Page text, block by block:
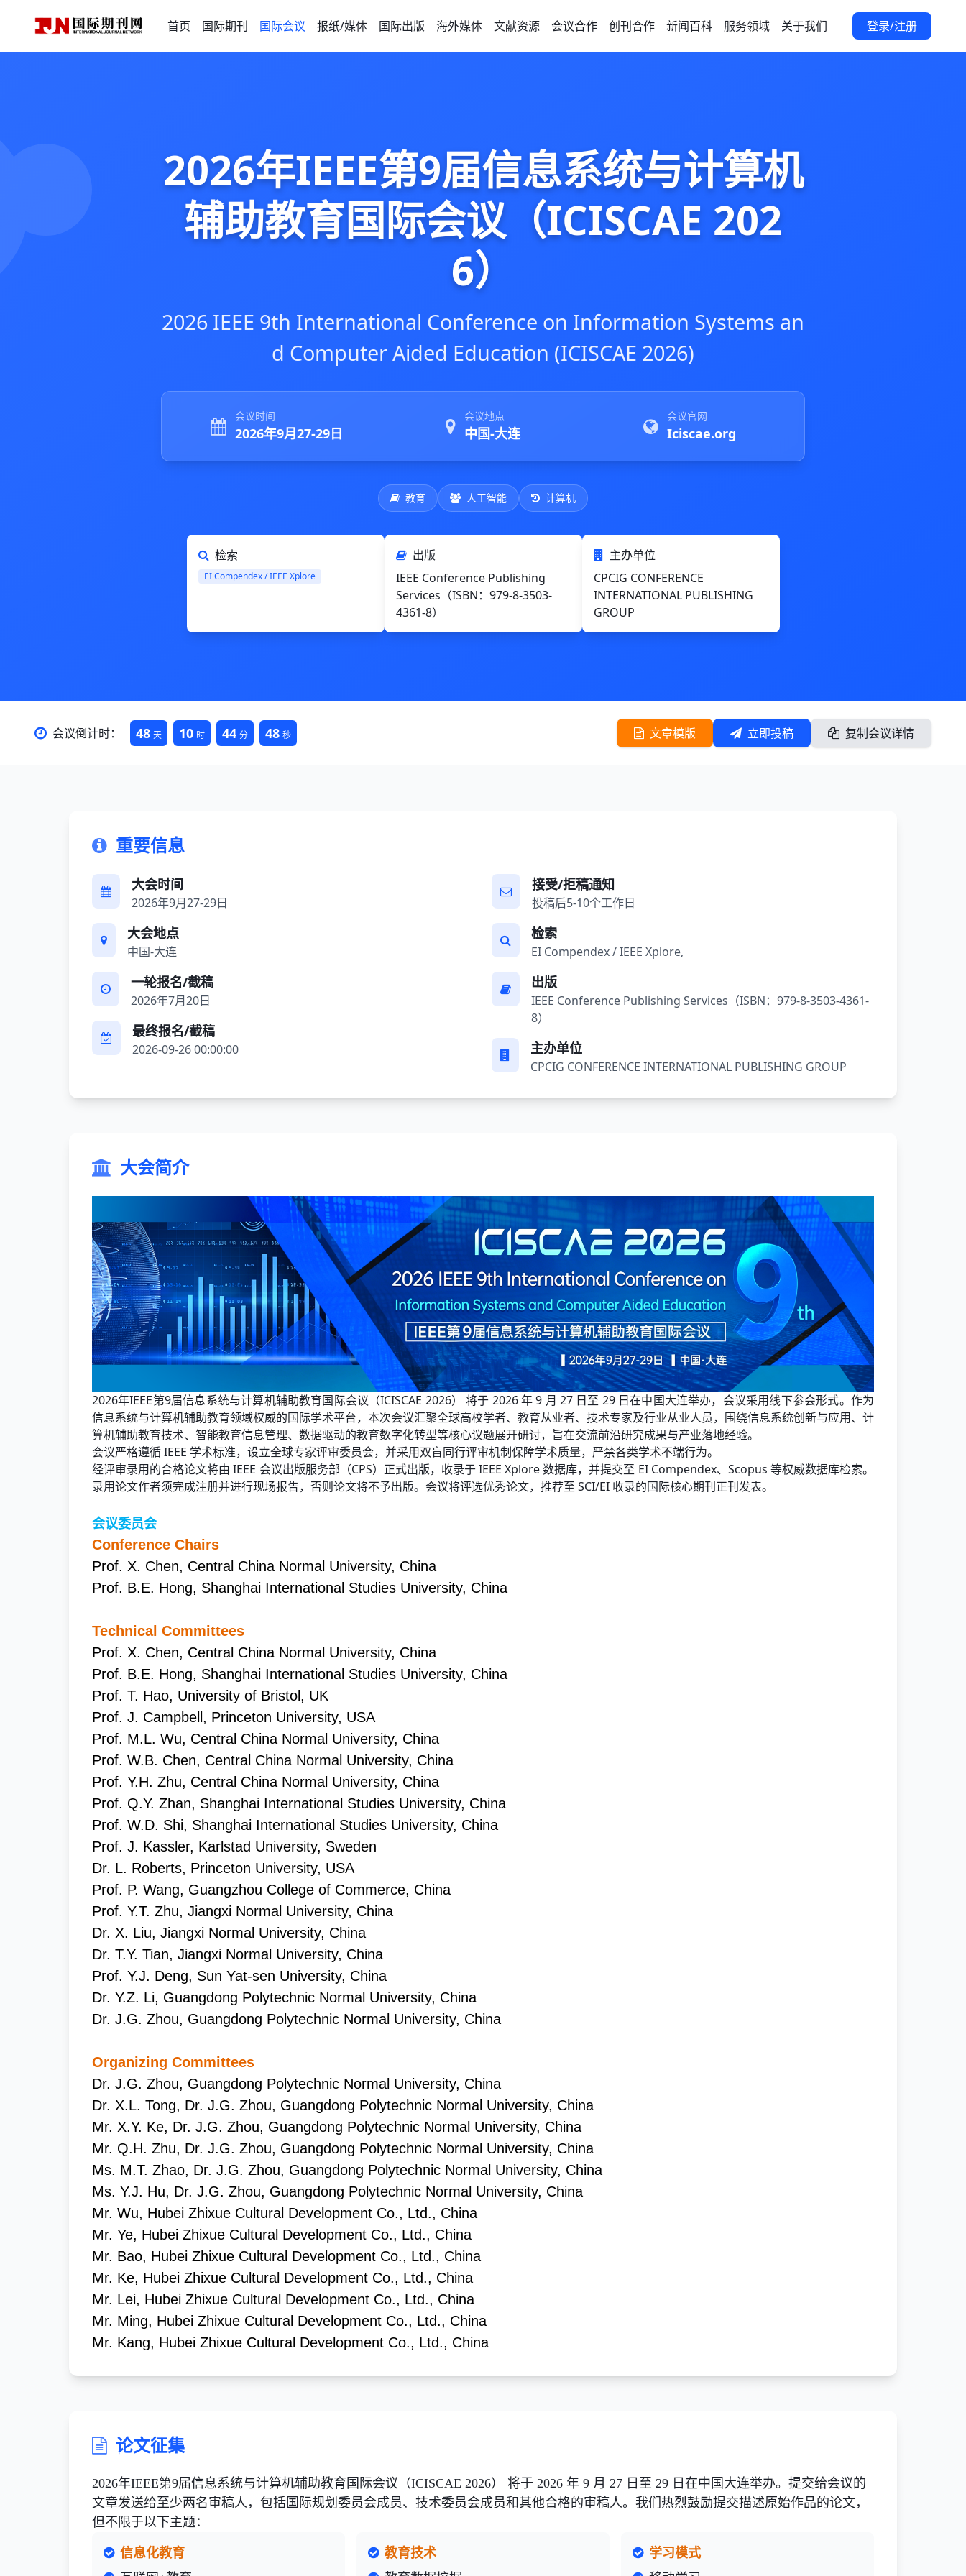
首页 国际期刊 国际会议 报纸/媒体 国际出版 海外媒体 文献资源 会议合作 创刊合作 新闻百科 服务领域 关于我们 登录/注册
2026年IEEE第9届信息系统与计算机
辅助教育国际会议（ICISCAE 202
6）
2026 IEEE 9th International Conference on Information Systems an
d Computer Aided Education (ICISCAE 2026)
会议时间
2026年9月27-29日
会议地点
中国-大连
会议官网
Iciscae.org
教育 人工智能 计算机
检索
EI Compendex / IEEE Xplore
出版
IEEE Conference Publishing
Services（ISBN：979-8-3503-
4361-8）
主办单位
CPCIG CONFERENCE
INTERNATIONAL PUBLISHING
GROUP
会议倒计时： 48 天 10 时 44 分 47 秒 文章模版 立即投稿 复制会议详情
重要信息
大会时间
2026年9月27-29日
大会地点
中国-大连
一轮报名/截稿
2026年7月20日
最终报名/截稿
2026-09-26 00:00:00
接受/拒稿通知
投稿后5-10个工作日
检索
EI Compendex / IEEE Xplore,
出版
IEEE Conference Publishing Services（ISBN：979-8-3503-4361-
8）
主办单位
CPCIG CONFERENCE INTERNATIONAL PUBLISHING GROUP
大会简介
2026年IEEE第9届信息系统与计算机辅助教育国际会议（ICISCAE 2026） 将于 2026 年 9 月 27 日至 29 日在中国大连举办，会议采用线下参会形式。作为
信息系统与计算机辅助教育领域权威的国际学术平台，本次会议汇聚全球高校学者、教育从业者、技术专家及行业从业人员，围绕信息系统创新与应用、计
算机辅助教育技术、智能教育信息管理、数据驱动的教育数字化转型等核心议题展开研讨，旨在交流前沿研究成果与产业落地经验。
会议严格遵循 IEEE 学术标准，设立全球专家评审委员会，并采用双盲同行评审机制保障学术质量，严禁各类学术不端行为。
经评审录用的合格论文将由 IEEE 会议出版服务部（CPS）正式出版，收录于 IEEE Xplore 数据库，并提交至 EI Compendex、Scopus 等权威数据库检索。
录用论文作者须完成注册并进行现场报告，否则论文将不予出版。会议将评选优秀论文，推荐至 SCI/EI 收录的国际核心期刊正刊发表。
会议委员会
Conference Chairs
Prof. X. Chen, Central China Normal University, China
Prof. B.E. Hong, Shanghai International Studies University, China
Technical Committees
Prof. X. Chen, Central China Normal University, China
Prof. B.E. Hong, Shanghai International Studies University, China
Prof. T. Hao, University of Bristol, UK
Prof. J. Campbell, Princeton University, USA
Prof. M.L. Wu, Central China Normal University, China
Prof. W.B. Chen, Central China Normal University, China
Prof. Y.H. Zhu, Central China Normal University, China
Prof. Q.Y. Zhan, Shanghai International Studies University, China
Prof. W.D. Shi, Shanghai International Studies University, China
Prof. J. Kassler, Karlstad University, Sweden
Dr. L. Roberts, Princeton University, USA
Prof. P. Wang, Guangzhou College of Commerce, China
Prof. Y.T. Zhu, Jiangxi Normal University, China
Dr. X. Liu, Jiangxi Normal University, China
Dr. T.Y. Tian, Jiangxi Normal University, China
Prof. Y.J. Deng, Sun Yat-sen University, China
Dr. Y.Z. Li, Guangdong Polytechnic Normal University, China
Dr. J.G. Zhou, Guangdong Polytechnic Normal University, China
Organizing Committees
Dr. J.G. Zhou, Guangdong Polytechnic Normal University, China
Dr. X.L. Tong, Dr. J.G. Zhou, Guangdong Polytechnic Normal University, China
Mr. X.Y. Ke, Dr. J.G. Zhou, Guangdong Polytechnic Normal University, China
Mr. Q.H. Zhu, Dr. J.G. Zhou, Guangdong Polytechnic Normal University, China
Ms. M.T. Zhao, Dr. J.G. Zhou, Guangdong Polytechnic Normal University, China
Ms. Y.J. Hu, Dr. J.G. Zhou, Guangdong Polytechnic Normal University, China
Mr. Wu, Hubei Zhixue Cultural Development Co., Ltd., China
Mr. Ye, Hubei Zhixue Cultural Development Co., Ltd., China
Mr. Bao, Hubei Zhixue Cultural Development Co., Ltd., China
Mr. Ke, Hubei Zhixue Cultural Development Co., Ltd., China
Mr. Lei, Hubei Zhixue Cultural Development Co., Ltd., China
Mr. Ming, Hubei Zhixue Cultural Development Co., Ltd., China
Mr. Kang, Hubei Zhixue Cultural Development Co., Ltd., China
论文征集
2026年IEEE第9届信息系统与计算机辅助教育国际会议（ICISCAE 2026） 将于 2026 年 9 月 27 日至 29 日在中国大连举办。提交给会议的
文章发送给至少两名审稿人，包括国际规划委员会成员、技术委员会成员和其他合格的审稿人。我们热烈鼓励提交描述原始作品的论文，
但不限于以下主题 ：
信息化教育
教育技术
学习模式